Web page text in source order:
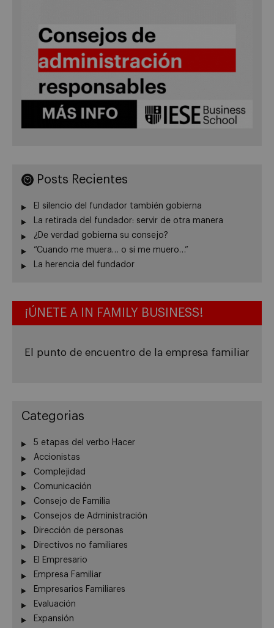
Posts Recientes
El silencio del fundador también gobierna
La retirada del fundador: servir de otra manera
¿De verdad gobierna su consejo?
“Cuando me muera… o si me muero…”
La herencia del fundador
¡ÚNETE A IN FAMILY BUSINESS!
El punto de encuentro de la empresa familiar
Categorias
5 etapas del verbo Hacer
Accionistas
Complejidad
Comunicación
Consejo de Familia
Consejos de Administración
Dirección de personas
Directivos no familiares
El Empresario
Empresa Familiar
Empresarios Familiares
Evaluación
Expansión